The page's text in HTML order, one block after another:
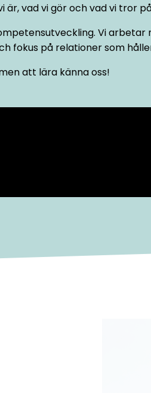
är, vad vi gör och vad vi tror
Vi
fokus på relationer som
att lära känna oss!